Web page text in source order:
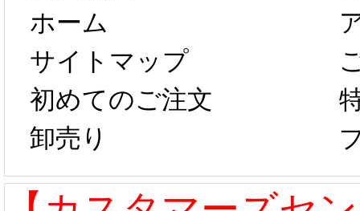
は、2月25日か
らコスプレ制
作、発送予定と
なります。 ...
字半
第二
たし
ル期
ホーム
サイトマップ
初めてのご注文
卸売り